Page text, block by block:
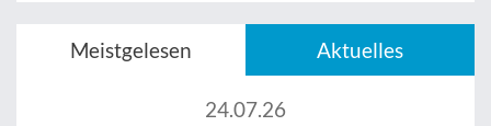
Meistgelesen Aktuelles
24.07.26